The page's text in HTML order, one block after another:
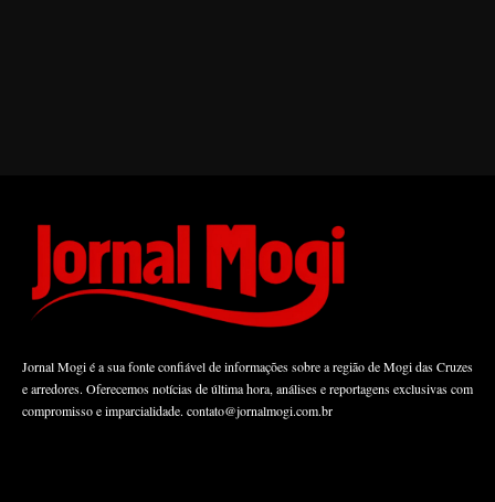
Jornal Mogi é a sua fonte confiável de informações sobre a região de Mogi das Cruzes
e arredores. Oferecemos notícias de última hora, análises e reportagens exclusivas com
compromisso e imparcialidade. contato@jornalmogi.com.br